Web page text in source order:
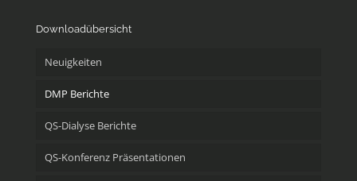
Downloadübersicht
Neuigkeiten
DMP Berichte
QS-Dialyse Berichte
QS-Konferenz Präsentationen